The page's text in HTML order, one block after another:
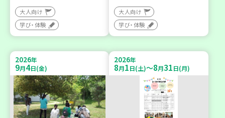
大人向け
学び・体験
大人向け
学び・体験
2026年
9月4日(金)
2026年
8月1日(土)～8月31日(月)